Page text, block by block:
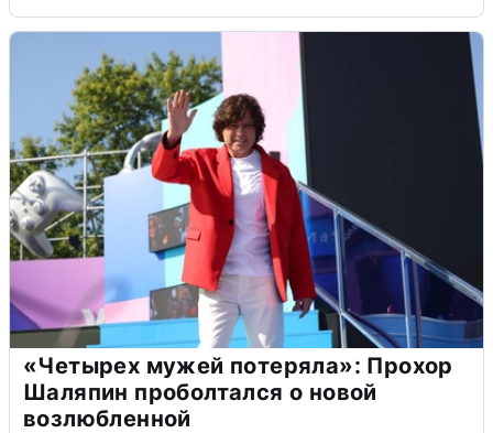
«Четырех мужей потеряла»: Прохор
Шаляпин проболтался о новой
возлюбленной